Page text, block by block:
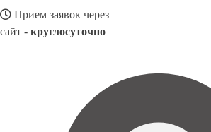
Прием заявок через
сайт - круглосуточно